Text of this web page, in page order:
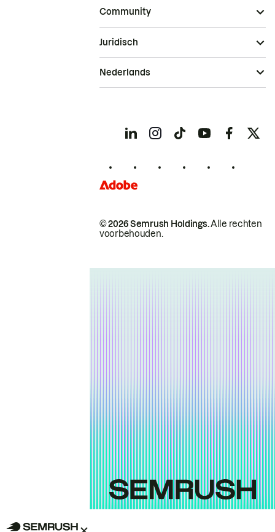
Community
© 2026 Semrush Holdings.Alle rechten
voorbehouden.
Juridisch
Nederlands